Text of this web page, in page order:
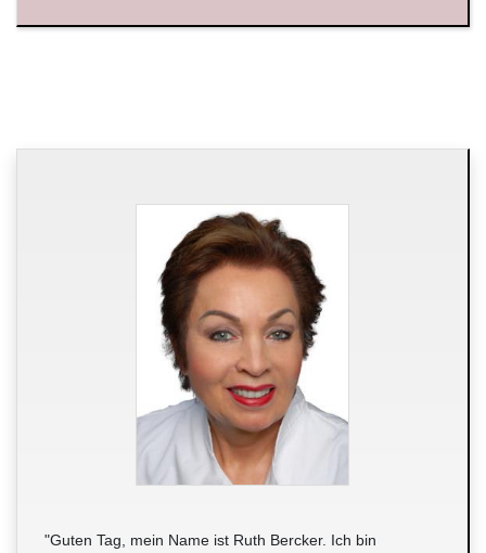
"Guten Tag, mein Name ist Ruth Bercker. Ich bin